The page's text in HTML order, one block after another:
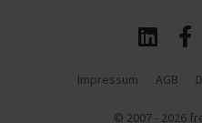
Impressum AGB
© 2007 - 2026